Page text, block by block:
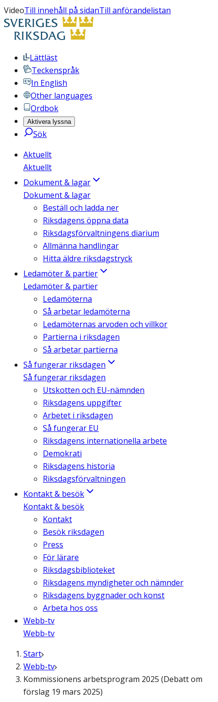
VideoTill innehåll på sidanTill anförandelistan
Lättläst
Teckenspråk
In English
Other languages
Ordbok
Aktivera lyssna
Sök
Aktuellt
Aktuellt
Dokument & lagar
Dokument & lagar
Beställ och ladda ner
Riksdagens öppna data
Riksdagsförvaltningens diarium
Allmänna handlingar
Hitta äldre riksdagstryck
Ledamöter & partier
Ledamöter & partier
Ledamöterna
Så arbetar ledamöterna
Ledamöternas arvoden och villkor
Partierna i riksdagen
Så arbetar partierna
Så fungerar riksdagen
Så fungerar riksdagen
Utskotten och EU-nämnden
Riksdagens uppgifter
Arbetet i riksdagen
Så fungerar EU
Riksdagens internationella arbete
Demokrati
Riksdagens historia
Riksdagsförvaltningen
Kontakt & besök
Kontakt & besök
Kontakt
Besök riksdagen
Press
För lärare
Riksdagsbiblioteket
Riksdagens myndigheter och nämnder
Riksdagens byggnader och konst
Arbeta hos oss
Webb-tv
Webb-tv
Start
Webb-tv
Kommissionens arbetsprogram 2025 (Debatt om
förslag 19 mars 2025)